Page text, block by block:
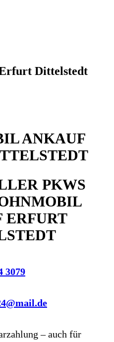
Dittelstedt
ANKAUF
PKWS
ERFURT
3079
– auch für